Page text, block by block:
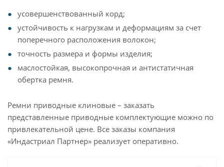
усовершенствованный корд;
устойчивость к нагрузкам и деформациям за счет
поперечного расположения волокон;
точность размера и формы изделия;
маслостойкая, высокопрочная и антистатичная
обертка ремня.
Ремни приводные клиновые – заказать
представленные приводные комплектующие можно по
привлекательной цене. Все заказы компания
«Индастриал Партнер» реализует оперативно.